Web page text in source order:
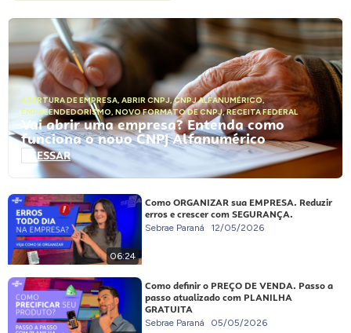
ABERTURA DE EMPRESA, ABRIR CNPJ,CNPJ ALFANUMÉRICO,
EMPREENDEDORISMO, NOVO FORMATO DE CNPJ,RECEITA FEDERAL
Vai abrir uma empresa? Entenda como
funciona o novo CNPJ Alfanumérico
ACESSAR
06:24
Como ORGANIZAR sua EMPRESA. Reduzir
erros e crescer com SEGURANÇA.
Sebrae Paraná 12/05/2026
Como definir o PREÇO DE VENDA. Passo a
passo atualizado com PLANILHA
GRATUITA
Sebrae Paraná 05/05/2026